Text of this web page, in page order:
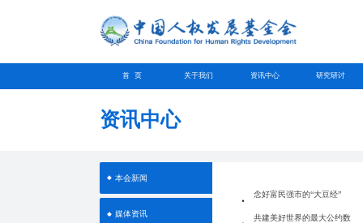
首 页 关于我们 资讯中心 研究研讨
资讯中心
本会新闻
媒体资讯
念好富民强市的“大豆经”
共建美好世界的最大公约数